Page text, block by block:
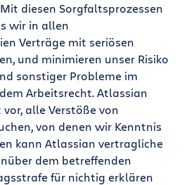
diesen Sorgfaltsprozessen
wir in allen
Verträge mit seriösen
und minimieren unser Risiko
sonstiger Probleme im
Arbeitsrecht. Atlassian
alle Verstöße von
von denen wir Kenntnis
kann Atlassian vertragliche
dem betreffenden
für nichtig erklären